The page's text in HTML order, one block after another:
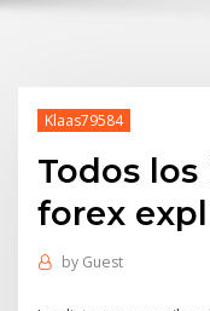
Klaas79584
Todos
forex
by Guest